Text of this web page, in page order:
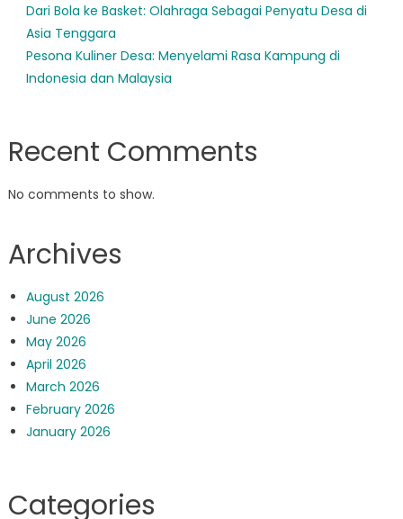
Dari Bola ke Basket: Olahraga Sebagai Penyatu Desa di
Asia Tenggara
Pesona Kuliner Desa: Menyelami Rasa Kampung di
Indonesia dan Malaysia
Recent Comments
No comments to show.
Archives
August 2026
June 2026
May 2026
April 2026
March 2026
February 2026
January 2026
Categories